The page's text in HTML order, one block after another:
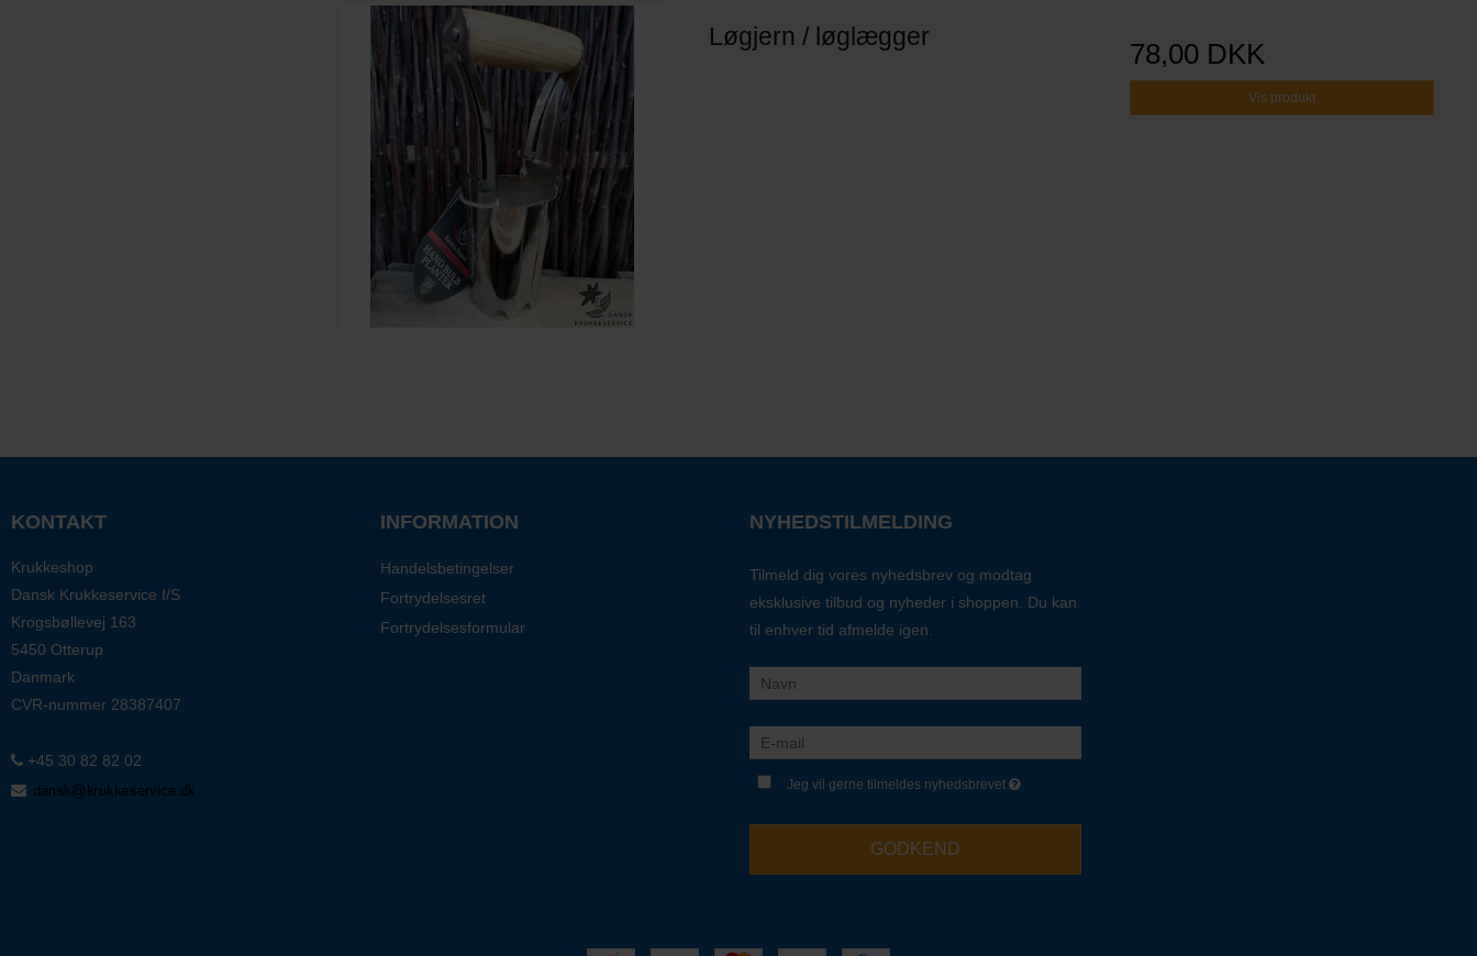
Løgjern / løglægger
78,00 DKK
Vis produkt
KONTAKT
Krukkeshop
Dansk Krukkeservice I/S
Krogsbøllevej 163
5450 Otterup
Danmark
CVR-nummer 28387407
+45 30 82 82 02
INFORMATION
Handelsbetingelser
Fortrydelsesret
Fortrydelsesformular
NYHEDSTILMELDING
Tilmeld dig vores nyhedsbrev og modtag
eksklusive tilbud og nyheder i shoppen. Du kan
til enhver tid afmelde igen.
Jeg vil gerne tilmeldes nyhedsbrevet
GODKEND